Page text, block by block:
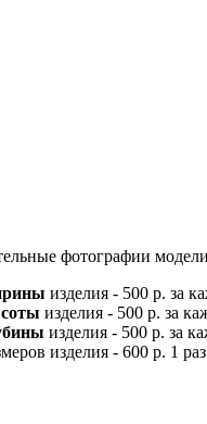
фотографии
изделия - 500 р. за
изделия - 500 р. за
изделия - 500 р. за
изделия - 600 р. 1